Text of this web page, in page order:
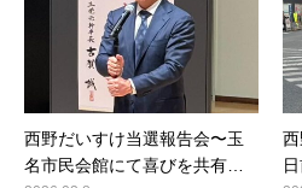
西野だいすけ当選報告会〜玉
名市民会館にて喜びを共有…